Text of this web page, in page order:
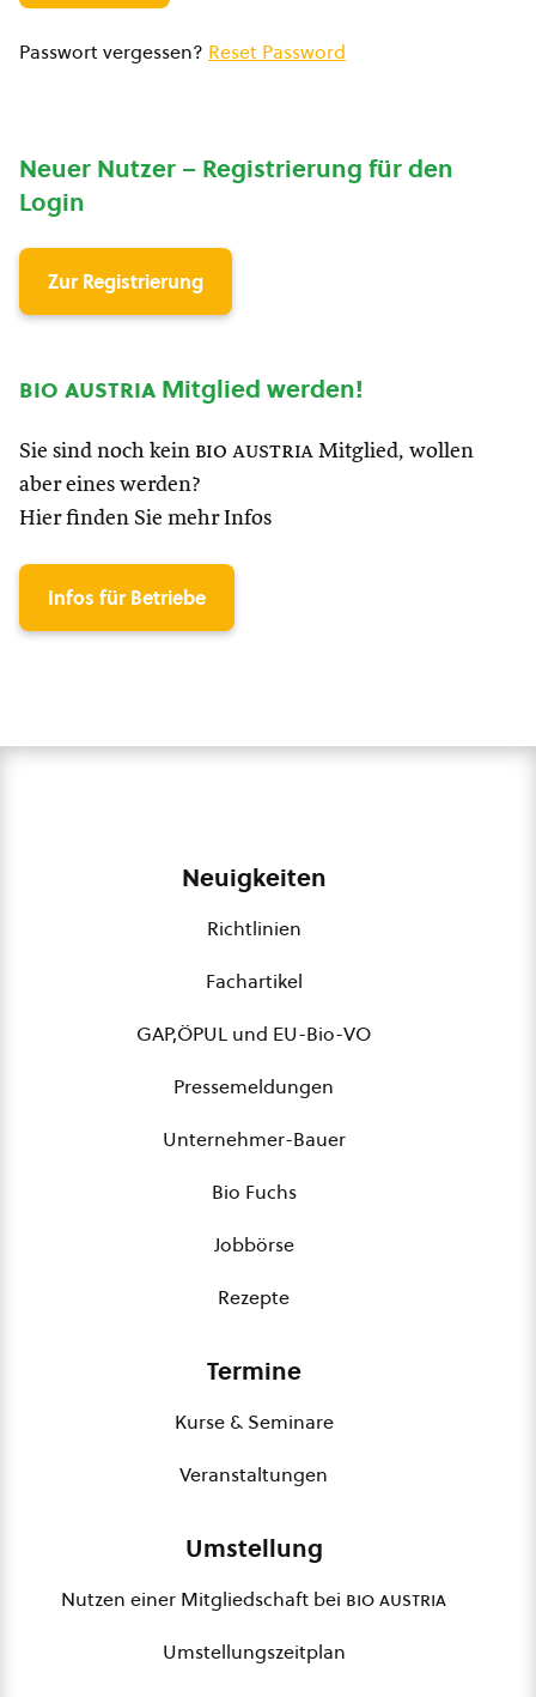
Passwort vergessen? Reset Password
Neuer Nutzer – Registrierung für den
Login
Zur Registrierung
bio austria Mitglied werden!
Sie sind noch kein bio austria Mitglied, wollen
aber eines werden?
Hier finden Sie mehr Infos
Infos für Betriebe
Neuigkeiten
Richtlinien
Fachartikel
GAP,ÖPUL und EU-Bio-VO
Pressemeldungen
Unternehmer-Bauer
Bio Fuchs
Jobbörse
Rezepte
Termine
Kurse & Seminare
Veranstaltungen
Umstellung
Nutzen einer Mitgliedschaft bei bio austria
Umstellungszeitplan